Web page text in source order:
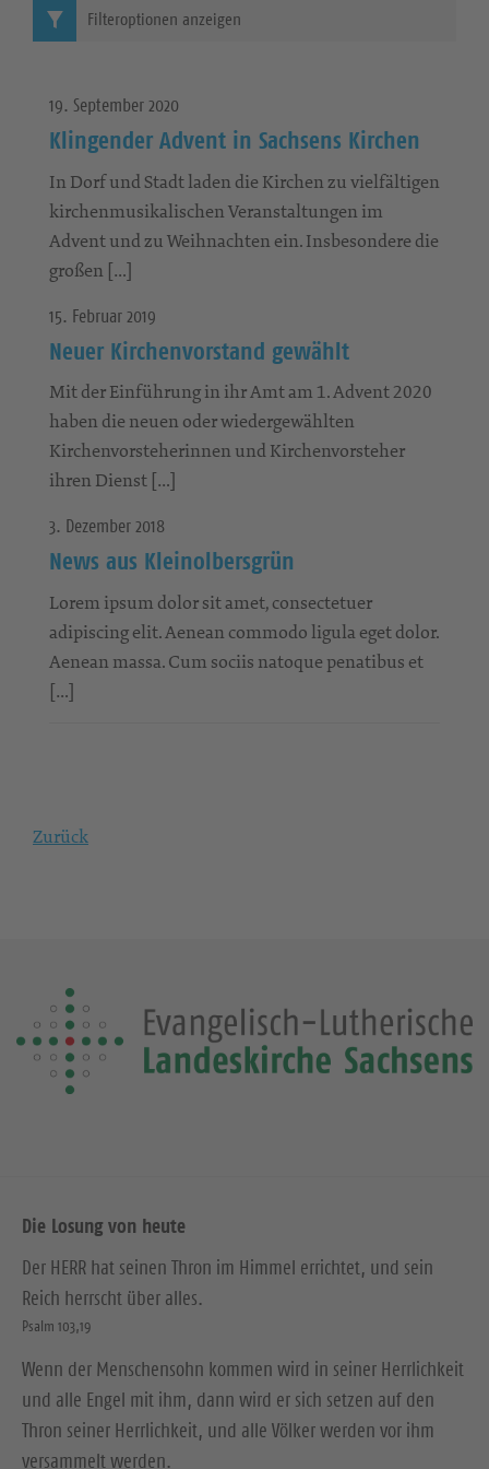
19. September 2020
Klingender Advent in Sachsens Kirchen
In Dorf und Stadt laden die Kirchen zu vielfältigen
kirchenmusikalischen Veranstaltungen im
Advent und zu Weihnachten ein. Insbesondere die
großen […]
15. Februar 2019
Neuer Kirchenvorstand gewählt
Mit der Einführung in ihr Amt am 1. Advent 2020
haben die neuen oder wiedergewählten
Kirchenvorsteherinnen und Kirchenvorsteher
ihren Dienst […]
3. Dezember 2018
News aus Kleinolbersgrün
Lorem ipsum dolor sit amet, consectetuer
adipiscing elit. Aenean commodo ligula eget dolor.
Aenean massa. Cum sociis natoque penatibus et
[…]
Filteroptionen anzeigen
Zurück
Die Losung von heute
Der HERR hat seinen Thron im Himmel errichtet, und sein
Reich herrscht über alles.
Psalm 103,19
Wenn der Menschensohn kommen wird in seiner Herrlichkeit
und alle Engel mit ihm, dann wird er sich setzen auf den
Thron seiner Herrlichkeit, und alle Völker werden vor ihm
versammelt werden.